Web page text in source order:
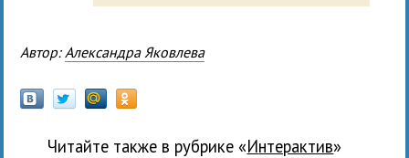
Автор: Александра Яковлева
Читайте также в рубрике « Интерактив»